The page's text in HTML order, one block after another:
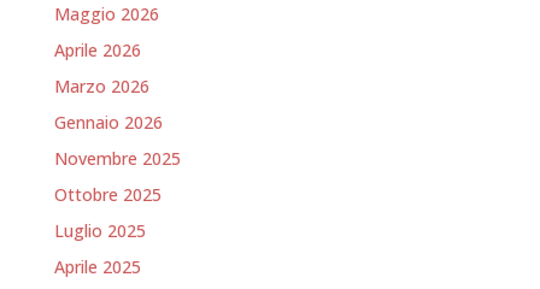
Maggio 2026
Aprile 2026
Marzo 2026
Gennaio 2026
Novembre 2025
Ottobre 2025
Luglio 2025
Aprile 2025